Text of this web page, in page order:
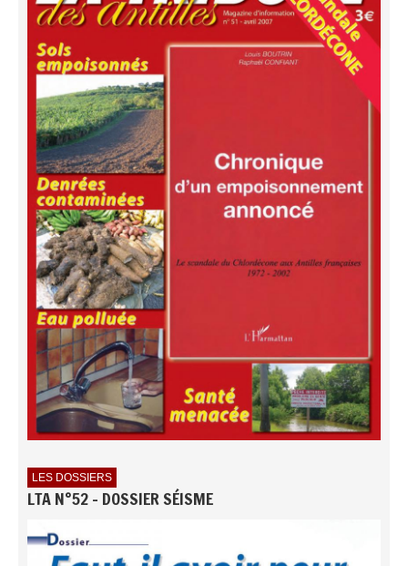
LES DOSSIERS
LTA N°52 - DOSSIER SÉISME